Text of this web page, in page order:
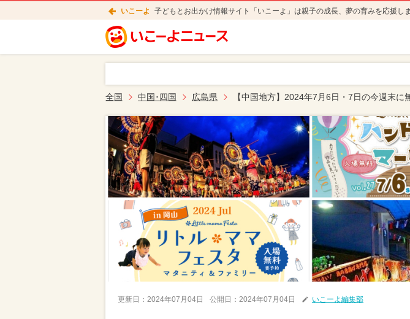
いこーよ 子どもとお出かけ情報サイト「いこーよ」は親子の成長、夢の育みを応援し
全国 中国･四国 広島県 【中国地方】2024年7月6日・7日の今週末
更新日： 2024年07月04日 公開日： 2024年07月04日 いこーよ編集部